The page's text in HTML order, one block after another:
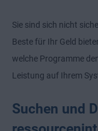
Sie sind sich nicht
Beste für Ihr Geld
welche Programme
Leistung auf Ihrem
Suchen und